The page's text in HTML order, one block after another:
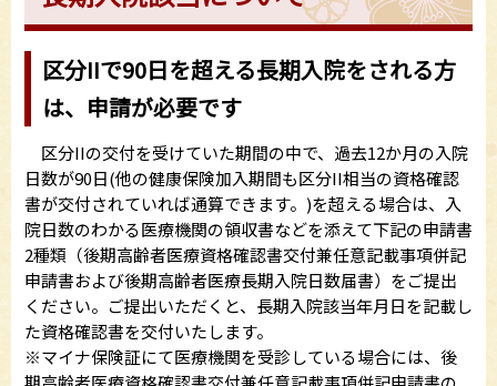
区分IIで90日を超える長期入院をされる方
は、申請が必要です
区分IIの交付を受けていた期間の中で、過去12か月の入院
日数が90日(他の健康保険加入期間も区分II相当の資格確認
書が交付されていれば通算できます。)を超える場合は、入
院日数のわかる医療機関の領収書などを添えて下記の申請書
2種類（後期高齢者医療資格確認書交付兼任意記載事項併記
申請書および後期高齢者医療長期入院日数届書）をご提出
ください。ご提出いただくと、長期入院該当年月日を記載し
た資格確認書を交付いたします。
※マイナ保険証にて医療機関を受診している場合には、後